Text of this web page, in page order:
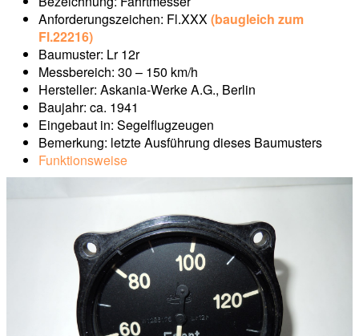
Anforderungszeichen: Fl.XXX(baugleich zum
Fl.22216)
Baumuster: Lr 12r
Messbereich: 30 – 150 km/h
Hersteller: Askania-Werke A.G., Berlin
Baujahr: ca. 1941
Eingebaut in: Segelflugzeugen
Bemerkung: letzte Ausführung dieses Baumusters
Funktionsweise